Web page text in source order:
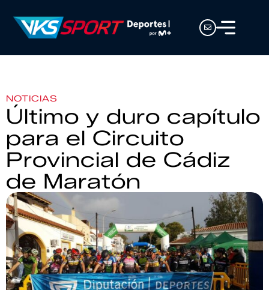
NOTICIAS
Último y duro capítulo
para el Circuito
Provincial de Cádiz
de Maratón